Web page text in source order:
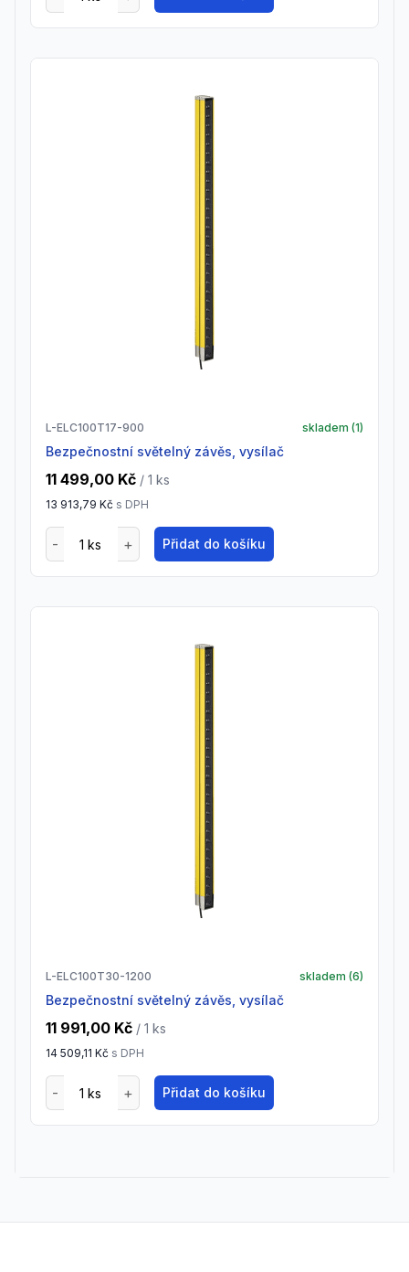
L-ELC100T17-900 skladem (1)
Bezpečnostní světelný závěs, vysílač
11 499,00 Kč / 1 ks
13 913,79 Kč s DPH
Přidat do košíku
L-ELC100T30-1200 skladem (6)
Bezpečnostní světelný závěs, vysílač
11 991,00 Kč / 1 ks
14 509,11 Kč s DPH
Přidat do košíku